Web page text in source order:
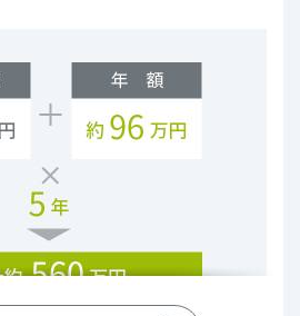
の課税対象となりますが、生命
税務取扱いがあります。